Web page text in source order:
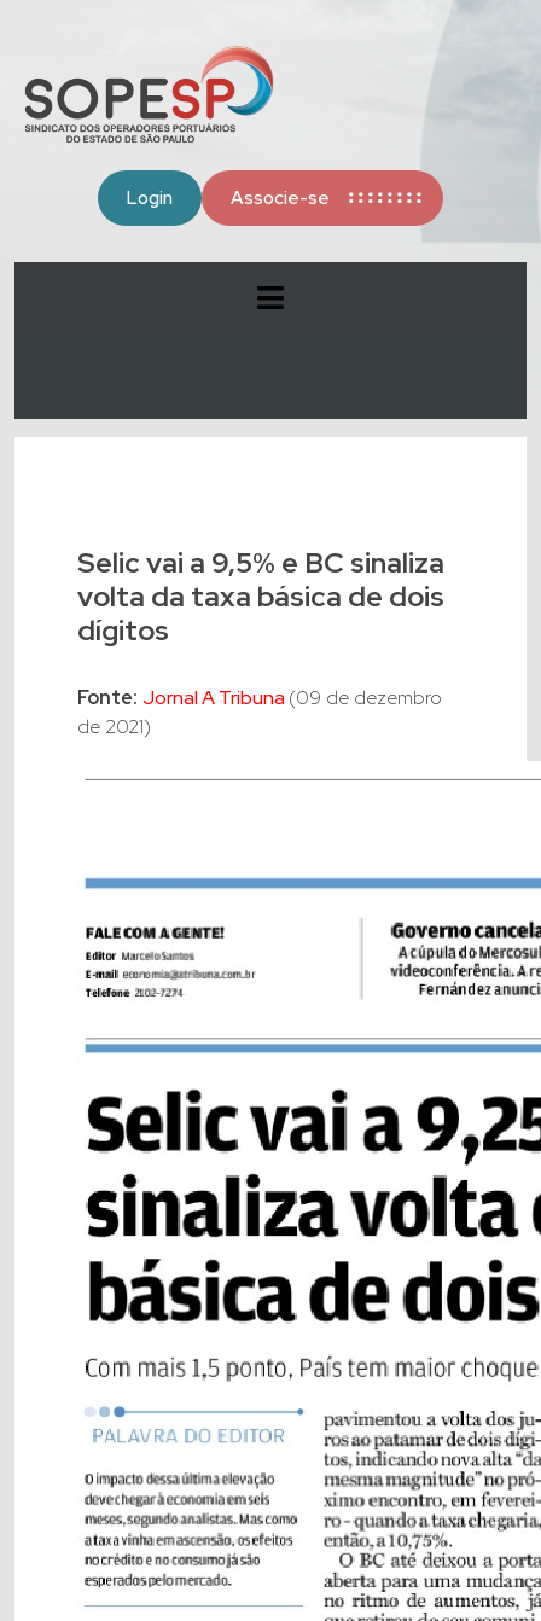
Login Associe-se
Selic vai a 9,5% e BC sinaliza
volta da taxa básica de dois
dígitos
Fonte: Jornal A Tribuna (09 de dezembro
de 2021)